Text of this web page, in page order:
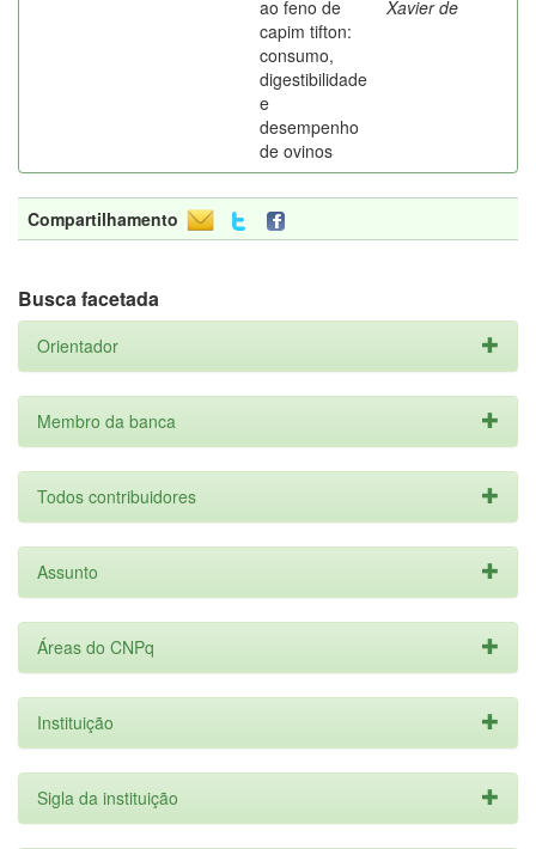
ao feno de
capim tifton:
consumo,
digestibilidade
e
desempenho
de ovinos
Xavier de
Compartilhamento
Busca facetada
Orientador
Membro da banca
Todos contribuidores
Assunto
Áreas do CNPq
Instituição
Sigla da instituição